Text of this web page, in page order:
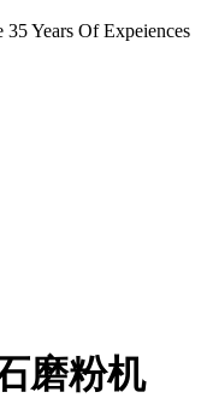
Years Of Expeiences
磨粉机